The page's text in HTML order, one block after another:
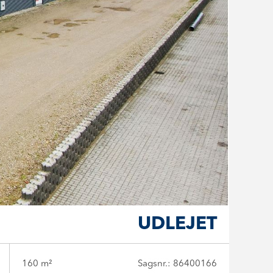
UDLEJET
160 m² Sagsnr.: 86400166